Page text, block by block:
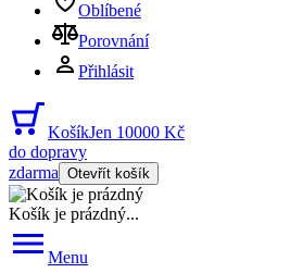
Oblíbené
Porovnání
Přihlásit
KošíkJen 10000 Kč
do dopravy
zdarma Otevřít košík
Košík je prázdný...
Menu